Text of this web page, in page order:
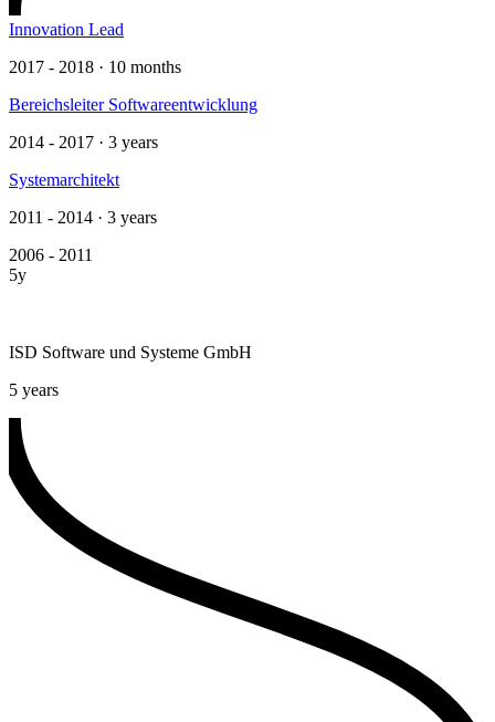
Innovation Lead
2017 - 2018 · 10 months
Bereichsleiter Softwareentwicklung
2014 - 2017 · 3 years
Systemarchitekt
2011 - 2014 · 3 years
2006 - 2011
5y
ISD Software und Systeme GmbH
5 years